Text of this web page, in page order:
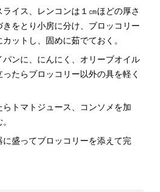
イス、レンコンは１㎝ほどの厚さ
をとり小房に分け、ブロッコリー
ットし、固めに茹でておく。
パンに、にんにく、オリーブオイル
たらブロッコリー以外の具を軽く
トマトジュース、コンソメを加
盛ってブロッコリーを添えて完